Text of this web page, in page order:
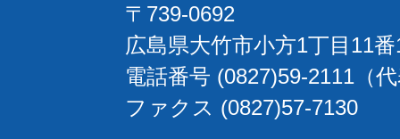
〒739-0692
広島県大竹市小方1丁目11
電話番号 (0827)59-2111（
ファクス (0827)57-7130